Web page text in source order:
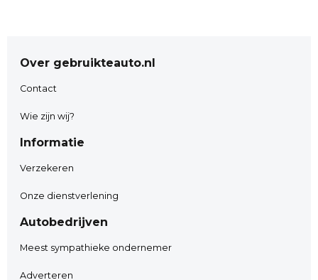
2181GD Hillegom.
0252-532222
Whatsapp nr: 06-29081008
Instagram.
• Inruil van uw huidige auto
Over gebruikteauto.nl
Contact
Wie zijn wij?
Informatie
Verzekeren
Onze dienstverlening
Autobedrijven
Meest sympathieke ondernemer
Adverteren